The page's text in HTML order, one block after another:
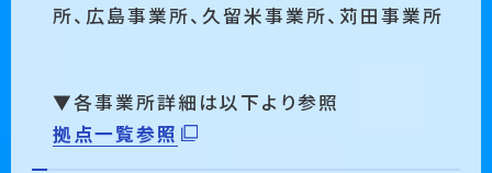
所、広島事業所、久留米事業所、苅田事業所
▼各事業所詳細は以下より参照
拠点一覧参照